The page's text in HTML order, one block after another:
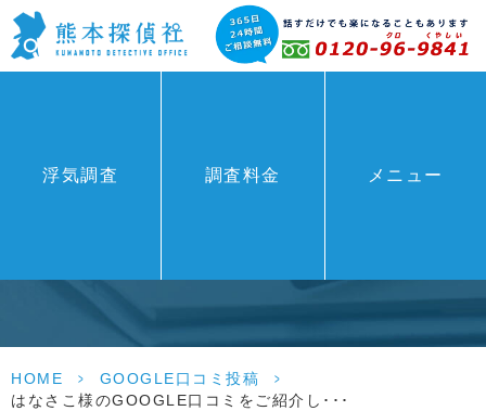
浮気調査 調査料金 メニュー
HOME > GOOGLE口コミ投稿
>
はなさこ様のGOOGLE口コミをご紹介し･･･